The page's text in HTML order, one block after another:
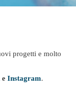
progetti e molto
e Instagram.